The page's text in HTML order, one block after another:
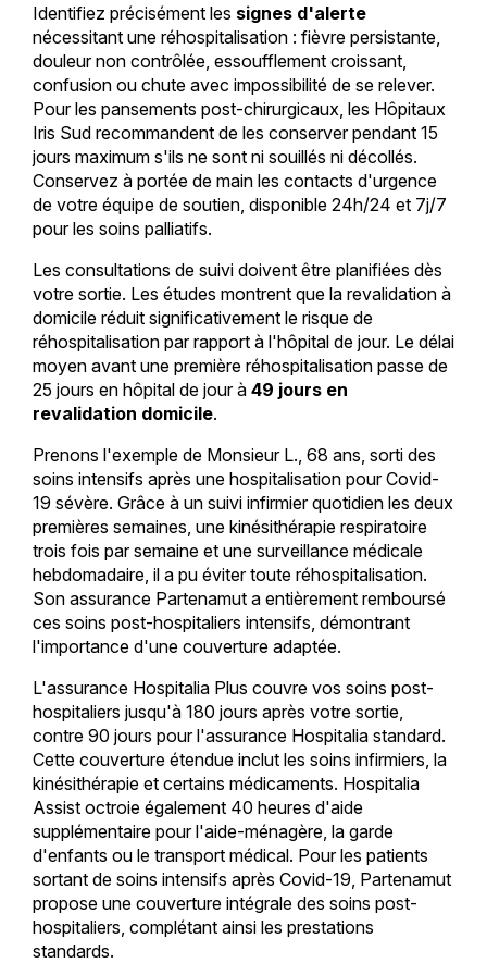
Identifiez précisément les signes d'alerte
nécessitant une réhospitalisation : fièvre persistante,
douleur non contrôlée, essoufflement croissant,
confusion ou chute avec impossibilité de se relever.
Pour les pansements post-chirurgicaux, les Hôpitaux
Iris Sud recommandent de les conserver pendant 15
jours maximum s'ils ne sont ni souillés ni décollés.
Conservez à portée de main les contacts d'urgence
de votre équipe de soutien, disponible 24h/24 et 7j/7
pour les soins palliatifs.
Les consultations de suivi doivent être planifiées dès
votre sortie. Les études montrent que la revalidation à
domicile réduit significativement le risque de
réhospitalisation par rapport à l'hôpital de jour. Le délai
moyen avant une première réhospitalisation passe de
25 jours en hôpital de jour à 49 jours en
revalidation domicile.
Prenons l'exemple de Monsieur L., 68 ans, sorti des
soins intensifs après une hospitalisation pour Covid-
19 sévère. Grâce à un suivi infirmier quotidien les deux
premières semaines, une kinésithérapie respiratoire
trois fois par semaine et une surveillance médicale
hebdomadaire, il a pu éviter toute réhospitalisation.
Son assurance Partenamut a entièrement remboursé
ces soins post-hospitaliers intensifs, démontrant
l'importance d'une couverture adaptée.
L'assurance Hospitalia Plus couvre vos soins post-
hospitaliers jusqu'à 180 jours après votre sortie,
contre 90 jours pour l'assurance Hospitalia standard.
Cette couverture étendue inclut les soins infirmiers, la
kinésithérapie et certains médicaments. Hospitalia
Assist octroie également 40 heures d'aide
supplémentaire pour l'aide-ménagère, la garde
d'enfants ou le transport médical. Pour les patients
sortant de soins intensifs après Covid-19, Partenamut
propose une couverture intégrale des soins post-
hospitaliers, complétant ainsi les prestations
standards.